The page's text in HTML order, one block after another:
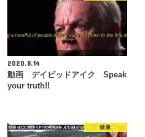
2020.8.14
動画 デイビッドアイク Speak
your truth!!
健康